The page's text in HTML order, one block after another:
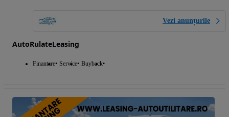
Vezi anunțurile
AutoRulateLeasing
Finantare Service Buyback